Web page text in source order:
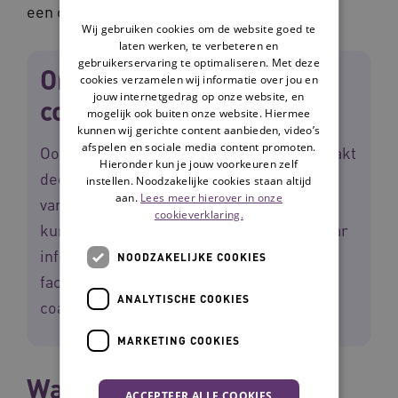
een coach.
Ondersteuning vanuit de
community
Ook de deelname aan de 'Community' maakt
deel uit van het LeerDoeDeeltrajact: Team
van de toekomst. In deze online omgeving
kunnen deelnemers en coaches met elkaar
informatie uitwisselen. Via de community
faciliteren en stimuleren deelnemers en
coaches elkaar op elk gewenst moment.
Wat is het Team van de
Wij gebruiken cookies om de website goed te
laten werken, te verbeteren en
gebruikerservaring te optimaliseren. Met deze
cookies verzamelen wij informatie over jou en
jouw internetgedrag op onze website, en
mogelijk ook buiten onze website. Hiermee
kunnen wij gerichte content aanbieden, video’s
afspelen en sociale media content promoten.
Hieronder kun je jouw voorkeuren zelf
instellen. Noodzakelijke cookies staan altijd
aan. Lees meer hierover in onze
cookieverklaring.
NOODZAKELIJKE COOKIES
ANALYTISCHE COOKIES
MARKETING COOKIES